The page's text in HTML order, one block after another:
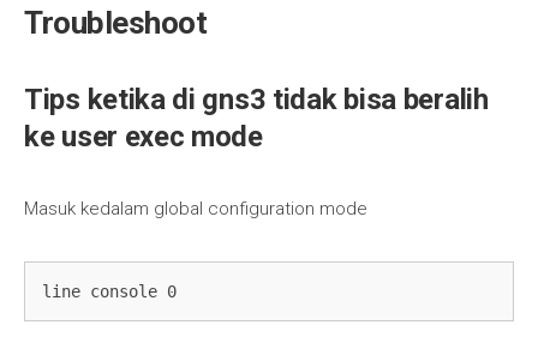
Troubleshoot
Tips ketika di gns3 tidak bisa beralih
ke user exec mode
Masuk kedalam global configuration mode
line console 0